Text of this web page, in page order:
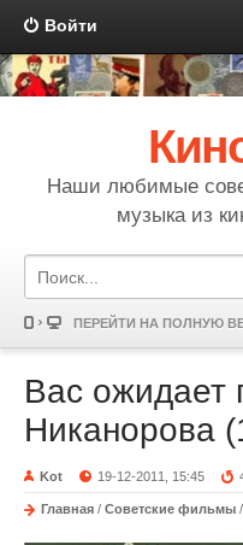
Войти
Наши любимые
музыка из
ПЕРЕЙТИ НА ПОЛНУЮ
Вас ожидает
Никанорова
Kot 19-12-2011, 15:45
Главная / Советские фильмы /